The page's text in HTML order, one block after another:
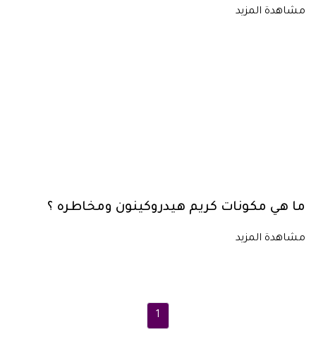
مشاهدة المزيد
ما هي مكونات كريم هيدروكينون ومخاطره ؟
مشاهدة المزيد
1